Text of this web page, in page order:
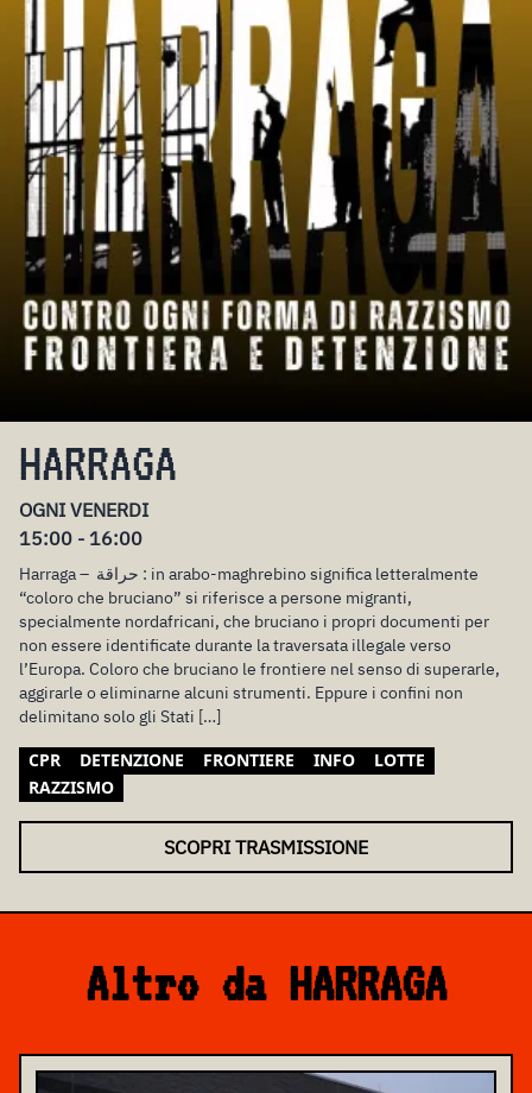
HARRAGA
OGNI VENERDI
15:00 - 16:00
Harraga – حراقة : in arabo-maghrebino significa letteralmente
“coloro che bruciano” si riferisce a persone migranti,
specialmente nordafricani, che bruciano i propri documenti per
non essere identificate durante la traversata illegale verso
l’Europa. Coloro che bruciano le frontiere nel senso di superarle,
aggirarle o eliminarne alcuni strumenti. Eppure i confini non
delimitano solo gli Stati […]
CPR DETENZIONE FRONTIERE INFO
LOTTE
RAZZISMO
SCOPRI TRASMISSIONE
Altro da HARRAGA